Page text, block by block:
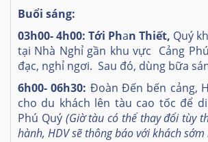
Buổi sáng:
03h00- 4h00: Tới Phan Thiết, Quý
tại Nhà Nghỉ gần khu vực Cảng
đạc, nghỉ ngơi. Sau đó, dùng bữa
6h00- 06h30: Đoàn Đến bến cảng,
cho du khách lên tàu cao tốc để
Phú Quý (Giờ tàu có thể thay đổi tùy
hành, HDV sẽ thông báo với khách